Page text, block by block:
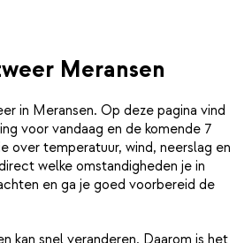
Meransen
in Meransen. Op deze pagina vind
voor vandaag en de komende 7
over temperatuur, wind, neerslag en
welke omstandigheden je in
en ga je goed voorbereid de
kan snel veranderen. Daarom is het